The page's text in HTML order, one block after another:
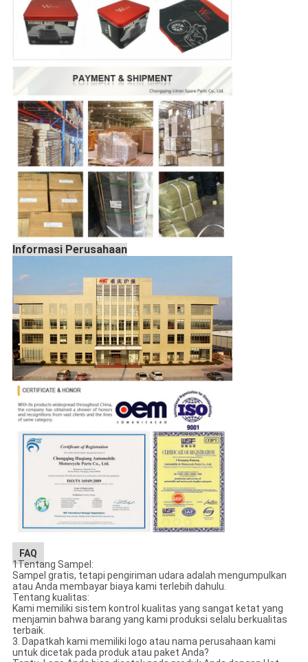
Informasi Perusahaan
FAQ
1Tentang Sampel:
Sampel gratis, tetapi pengiriman udara adalah mengumpulkan
atau Anda membayar biaya kami terlebih dahulu.
Tentang kualitas:
Kami memiliki sistem kontrol kualitas yang sangat ketat yang
menjamin bahwa barang yang kami produksi selalu berkualitas
terbaik.
3. Dapatkah kami memiliki logo atau nama perusahaan kami
untuk dicetak pada produk atau paket Anda?